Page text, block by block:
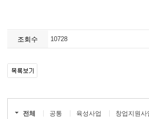
조회수 10728
전체 공통 육성사업
창업지원사